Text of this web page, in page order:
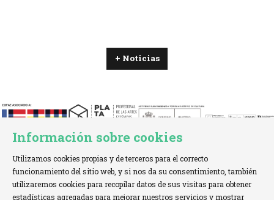
+ Noticias
Información sobre cookies
Utilizamos cookies propias y de terceros para el correcto
funcionamiento del sitio web, y si nos da su consentimiento, también
utilizaremos cookies para recopilar datos de sus visitas para obtener
estadísticas agregadas para mejorar nuestros servicios y mostrar